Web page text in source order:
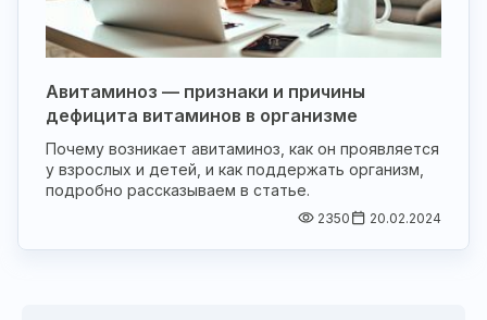
Авитаминоз — признаки и причины
дефицита витаминов в организме
Почему возникает авитаминоз, как он проявляется
у взрослых и детей, и как поддержать организм,
подробно рассказываем в статье.
2350 20.02.2024